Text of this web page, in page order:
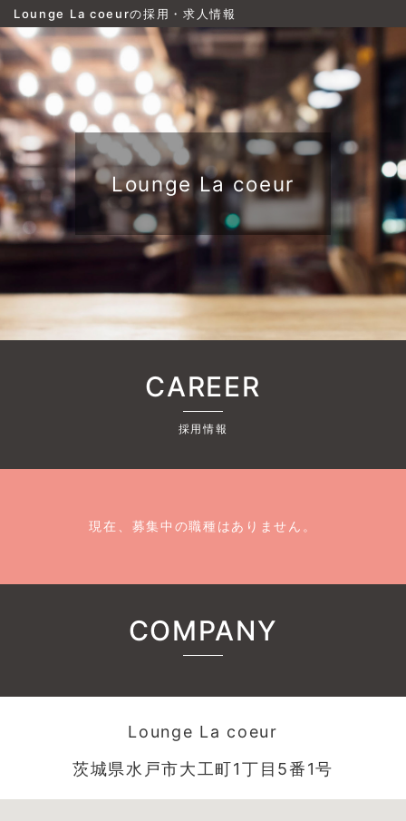
Lounge La coeurの採用・求人情報
Lounge La coeur
CAREER
採用情報
現在、募集中の職種はありません。
COMPANY
Lounge La coeur
茨城県水戸市大工町1丁目5番1号